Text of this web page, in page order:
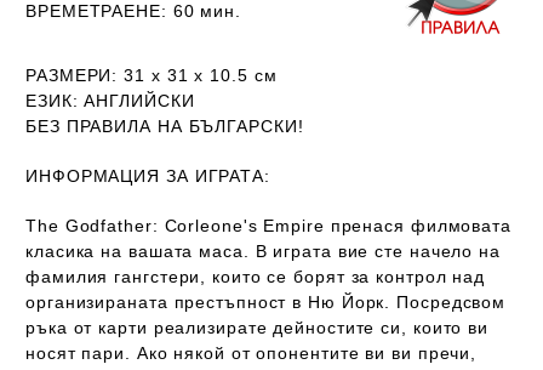
ВРЕМЕТРАЕНЕ: 60 мин.
РАЗМЕРИ:31 х 31 х 10.5 см
ЕЗИК: АНГЛИЙСКИ
БЕЗ ПРАВИЛА НА БЪЛГАРСКИ!
ИНФОРМАЦИЯ ЗА ИГРАТА:
The Godfather: Corleone's Empire пренася филмовата
класика на вашата маса. В играта вие сте начело на
фамилия гангстери, които се борят за контрол над
организираната престъпност в Ню Йорк. Посредсвом
ръка от карти реализирате дейностите си, които ви
носят пари. Ако някой от опонентите ви ви пречи,